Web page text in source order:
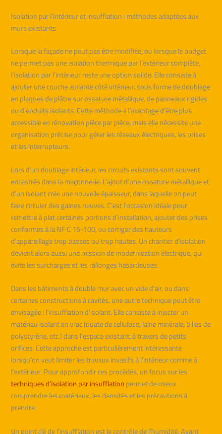
Isolation par l’intérieur et insufflation : méthodes adaptées aux
murs existants
Lorsque la façade ne peut pas être modifiée, ou lorsque le budget
ne permet pas une isolation thermique par l’extérieur complète,
l’isolation par l’intérieur reste une option solide. Elle consiste à
ajouter une couche isolante côté intérieur, sous forme de doublage
en plaques de plâtre sur ossature métallique, de panneaux rigides
ou d’enduits isolants. Cette méthode a l’avantage d’être plus
accessible en rénovation pièce par pièce, mais elle nécessite une
organisation précise pour gérer les réseaux électriques, les prises
et les interrupteurs.
Lors d’un doublage intérieur, les circuits existants sont souvent
encastrés dans la maçonnerie. L’ajout d’une ossature métallique et
d’un isolant crée une nouvelle épaisseur, dans laquelle on peut
faire circuler des gaines neuves. C’est l’occasion idéale pour
remettre à plat certaines portions d’installation, ajouter des prises
conformes à la NF C 15-100, ou corriger des hauteurs
d’appareillage trop basses ou trop hautes. Un chantier d’isolation
devient alors aussi une mission de modernisation électrique, qui
évite les surcharges et les rallonges hasardeuses.
Dans les bâtiments à double mur avec un vide d’air, ou dans
certaines constructions à cavités, une autre technique peut être
envisagée : l’insufflation d’isolant. Elle consiste à injecter un
matériau isolant en vrac (ouate de cellulose, laine minérale, billes de
polystyrène, etc.) dans l’espace existant, à travers de petits
orifices. Cette approche est particulièrement intéressante
lorsqu’on veut limiter les travaux invasifs à l’intérieur comme à
l’extérieur. Pour approfondir ces procédés, un focus sur les
techniques d’isolation par insufflationpermet de mieux
comprendre les matériaux, les densités et les précautions à
prendre.
Un point clé de l’insufflation est le contrôle de l’humidité. Avant